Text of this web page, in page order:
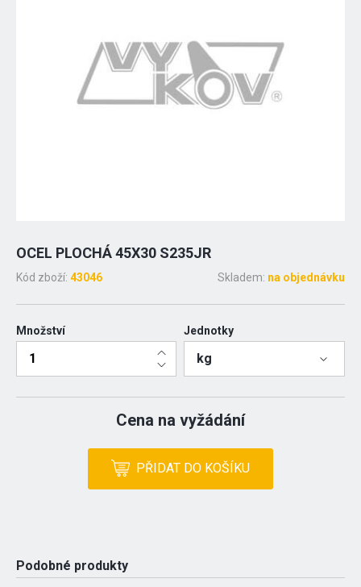
OCEL PLOCHÁ 45X30 S235JR
Kód zboží: 43046 Skladem: na objednávku
Množství Jednotky
kg
Cena na vyžádání
PŘIDAT DO KOŠÍKU
Podobné produkty